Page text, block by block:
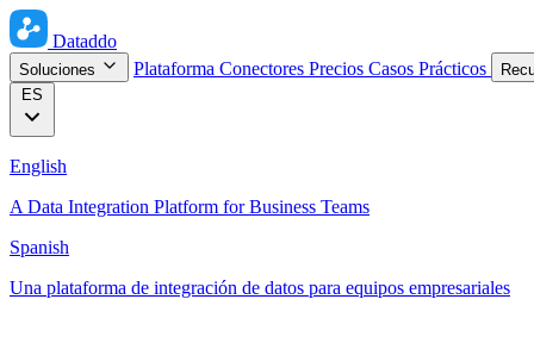
Dataddo
Soluciones Plataforma Conectores Precios Casos Prácticos
ES
English
A Data Integration Platform for Business Teams
Spanish
Una plataforma de integración de datos para equipos empresariales